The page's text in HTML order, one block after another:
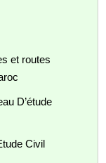
et routes
D’étude
Civil